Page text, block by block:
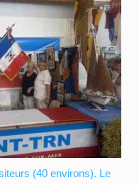
(40 environs). Le